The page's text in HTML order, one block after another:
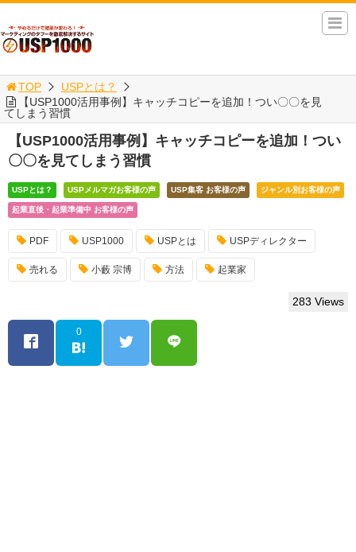
TOP
USPとは？
【USP1000活用事例】キャッチコピーを追加！つい〇〇を見
てしまう習慣
【USP1000活用事例】キャッチコピーを追加！つい
〇〇を見てしまう習慣
USPとは？ USPメルマガお客様の声 USP集客 お客様の声 ジャンル別お客様の声
起業直後・起業準備中 お客様の声
PDF USP1000 USPとは USPディレクター
売れる 小藪 宗博 方法 起業家
283 Views
0